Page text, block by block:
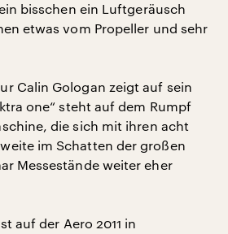
bisschen ein Luftgeräusch
etwas vom Propeller und sehr
Calin Gologan zeigt auf sein
one“ steht auf dem Rumpf
die sich mit ihren acht
im Schatten der großen
Messestände weiter eher
auf der Aero 2011 in